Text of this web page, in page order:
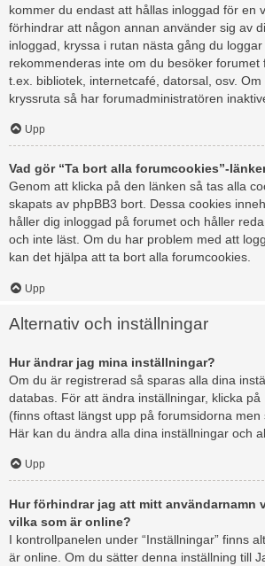
kommer du endast att hållas inloggad för en
förhindrar att någon annan använder sig av
inloggad, kryssa i rutan nästa gång du loggar
rekommenderas inte om du besöker forumet
t.ex. bibliotek, internetcafé, datorsal, osv.
kryssruta så har forumadministratören
Upp
Vad gör “Ta bort alla forumcookies”-
Genom att klicka på den länken så tas alla
skapats av phpBB3 bort. Dessa cookies
håller dig inloggad på forumet och håller
och inte läst. Om du har problem med att
kan det hjälpa att ta bort alla forumcookies.
Upp
Alternativ och inställningar
Hur ändrar jag mina inställningar?
Om du är registrerad så sparas alla dina
databas. För att ändra inställningar, klicka på
(finns oftast längst upp på forumsidorna men
Här kan du ändra alla dina inställningar och
Upp
Hur förhindrar jag att mitt användarnamn
vilka som är online?
I kontrollpanelen under “Inställningar” finns
är online. Om du sätter denna inställning till